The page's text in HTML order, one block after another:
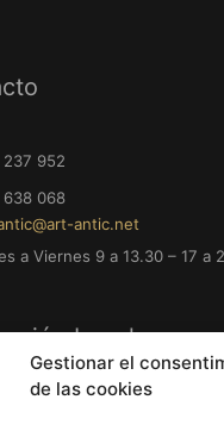
Gestionar el
de las cookies
Legal